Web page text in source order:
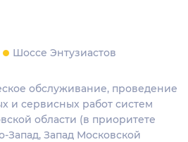
Шоссе Энтузиастов
обслуживание, проведение
и сервисных работ систем
области (в приоритете
Запад Московской